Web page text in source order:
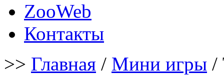
ZooWeb
Контакты
>> Главная / Мини игры /